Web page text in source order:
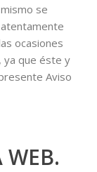
se
ocasiones
ya que éste y
Aviso